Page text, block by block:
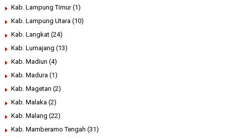
Kab. Lampung Timur (1)
Kab. Lampung Utara (10)
Kab. Langkat (24)
Kab. Lumajang (13)
Kab. Madiun (4)
Kab. Madura (1)
Kab. Magetan (2)
Kab. Malaka (2)
Kab. Malang (22)
Kab. Mamberamo Tengah (31)